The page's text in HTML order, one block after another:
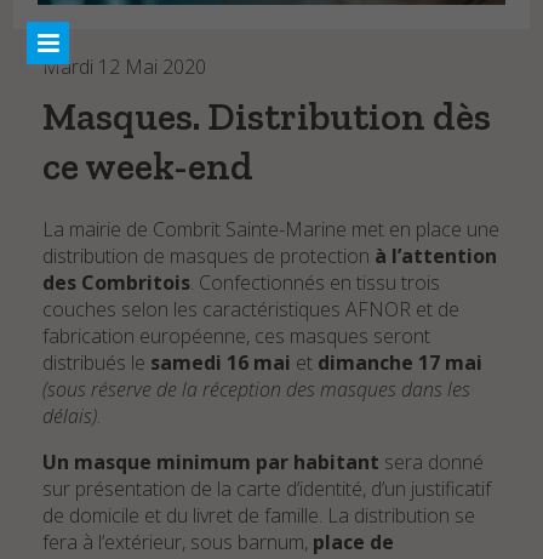
Mardi 12 Mai 2020
Masques. Distribution dès
ce week-end
La mairie de Combrit Sainte-Marine met en place une
distribution de masques de protection à l’attention
des Combritois. Confectionnés en tissu trois
couches selon les caractéristiques AFNOR et de
fabrication européenne, ces masques seront
distribués le samedi 16 mai et dimanche 17 mai
(sous réserve de la réception des masques dans les
délais).
Un masque minimum par habitant sera donné
sur présentation de la carte d’identité, d’un justificatif
de domicile et du livret de famille. La distribution se
fera à l’extérieur, sous barnum, place de
AU FIL DE L’EAU
Actualités
WEBCAMS
CONTACT